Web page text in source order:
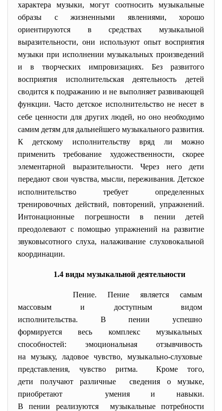
характера музыки, могут соотносить музыкальные
образы с жизненными явлениями, хорошо
ориентируются в средствах музыкальной
выразительности, они используют опыт восприятия
музыки при исполнении музыкальных произведений
и в творческих импровизациях. Без развитого
восприятия исполнительская деятельность детей
сводится к подражанию и не выполняет развивающей
функции. Часто детское исполнительство не несет в
себе ценности для других людей, но оно необходимо
самим детям для дальнейшего музыкального развития.
К детскому исполнительству вряд ли можно
применить требование художественности, скорее
элементарной выразительности. Через него дети
передают свои чувства, мысли, переживания. Детское
исполнительство требует определенных
тренировочных действий, повторений, упражнений.
Интонационные погрешности в пении детей
преодолевают с помощью упражнений на развитие
звуковысотного слуха, налаживание слуховокальной
координации.
1.4 виды музыкальной деятельности
Пение. Пение является самым
массовым и доступным видом
исполнительства. В пении успешно
формируется весь комплекс музыкальных
способностей: эмоциональная отзывчивость
на музыку, ладовое чувство, музыкально-слуховые
представления, чувство ритма. Кроме того,
дети получают различные сведения о музыке,
приобретают умения и навыки.
В пении реализуются музыкальные потребности